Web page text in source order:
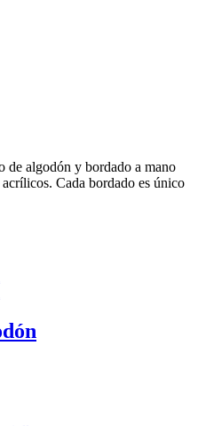
de algodón y bordado a mano
Cada bordado es único